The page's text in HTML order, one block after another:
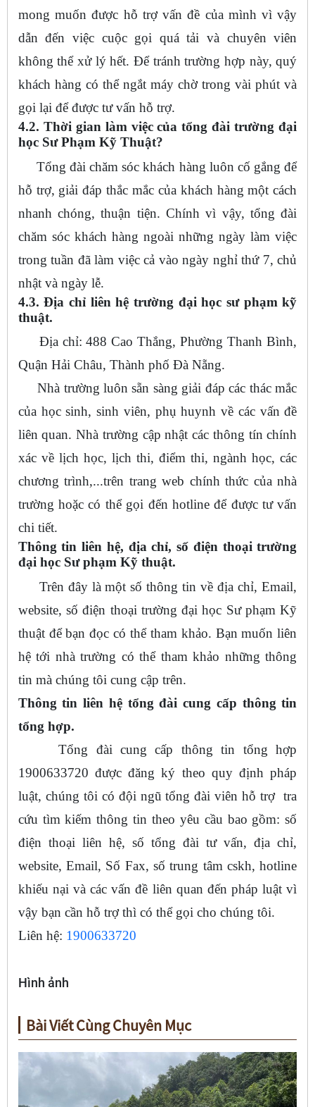
mong muốn được hỗ trợ vấn đề của mình vì vậy
dẫn đến việc cuộc gọi quá tải và chuyên viên
không thể xử lý hết. Để tránh trường hợp này, quý
khách hàng có thể ngắt máy chờ trong vài phút và
gọi lại để được tư vấn hỗ trợ.
4.2. Thời gian làm việc của tổng đài trường đại
học Sư Phạm Kỹ Thuật?
Tổng đài chăm sóc khách hàng luôn cố gắng để
hỗ trợ, giải đáp thắc mắc của khách hàng một cách
nhanh chóng, thuận tiện. Chính vì vậy, tổng đài
chăm sóc khách hàng ngoài những ngày làm việc
trong tuần đã làm việc cả vào ngày nghỉ thứ 7, chủ
nhật và ngày lễ.
4.3. Địa chỉ liên hệ trường đại học sư phạm kỹ
thuật.
Địa chỉ: 488 Cao Thắng, Phường Thanh Bình,
Quận Hải Châu, Thành phố Đà Nẵng.
Nhà trường luôn sẵn sàng giải đáp các thác mắc
của học sinh, sinh viên, phụ huynh về các vấn đề
liên quan. Nhà trường cập nhật các thông tín chính
xác về lịch học, lịch thi, điểm thi, ngành học, các
chương trình,...trên trang web chính thức của nhà
trường hoặc có thể gọi đến hotline để được tư vấn
chi tiết.
Thông tin liên hệ, địa chỉ, số điện thoại trường
đại học Sư phạm Kỹ thuật.
Trên đây là một số thông tin về địa chỉ, Email,
website, số điện thoại trường đại học Sư phạm Kỹ
thuật để bạn đọc có thể tham khảo. Bạn muốn liên
hệ tới nhà trường có thể tham khảo những thông
tin mà chúng tôi cung cập trên.
Thông tin liên hệ tổng đài cung cấp thông tin
tổng hợp.
Tổng đài cung cấp thông tin tổng hợp
1900633720 được đăng ký theo quy định pháp
luật, chúng tôi có đội ngũ tổng đài viên hỗ trợ tra
cứu tìm kiếm thông tin theo yêu cầu bao gồm: số
điện thoại liên hệ, số tổng đài tư vấn, địa chỉ,
website, Email, Số Fax, số trung tâm cskh, hotline
khiếu nại và các vấn đề liên quan đến pháp luật vì
vậy bạn cần hỗ trợ thì có thể gọi cho chúng tôi.
Liên hệ: 1900633720
Hình ảnh
Bài Viết Cùng Chuyên Mục